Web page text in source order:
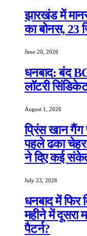
झारखंड में
का बोनस, 23
June 20, 2026
धनबाद: बंद
लॉटरी
August 1, 2026
प्रिंस खान गैंग
पहले ढका
ने दिए कई
July 23, 2026
धनबाद में फिर
महीने में दूसरा
पैटर्न?